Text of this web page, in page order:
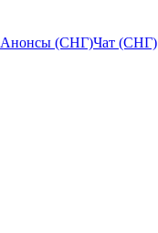
Анонсы (СНГ)Чат (СНГ)